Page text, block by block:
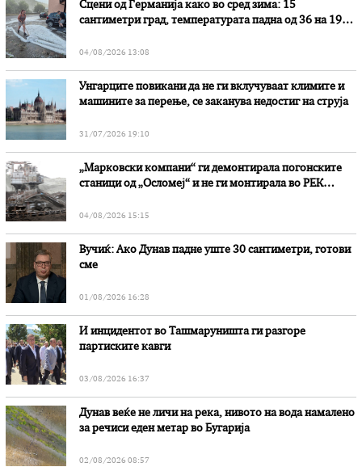
Сцени од Германија како во сред зима: 15
сантиметри град, температурата падна од 36 на 19
04/08/2026 13:08
Унгарците повикани да не ги вклучуваат климите и
машините за перење, се заканува недостиг на струја
31/07/2026 19:10
„Марковски компани“ ги демонтирала погонските
станици од „Осломеј“ и не ги монтирала во РЕК
04/08/2026 15:15
Вучиќ: Ако Дунав падне уште 30 сантиметри, готови
сме
01/08/2026 16:28
И инцидентот во Ташмаруништa ги разгоре
партиските кавги
03/08/2026 16:37
Дунав веќе не личи на река, нивото на вода намалено
за речиси еден метар во Бугарија
02/08/2026 08:57